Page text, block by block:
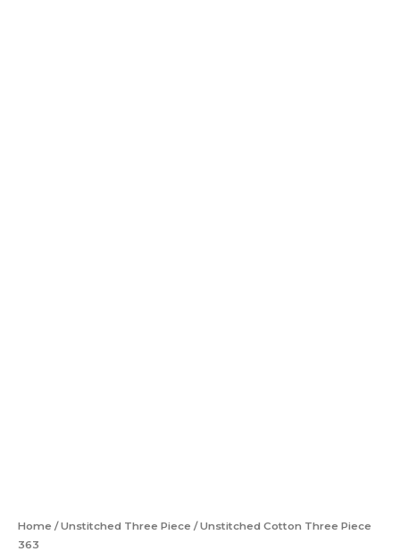
Home /Unstitched Three Piece / Unstitched Cotton Three Piece
363